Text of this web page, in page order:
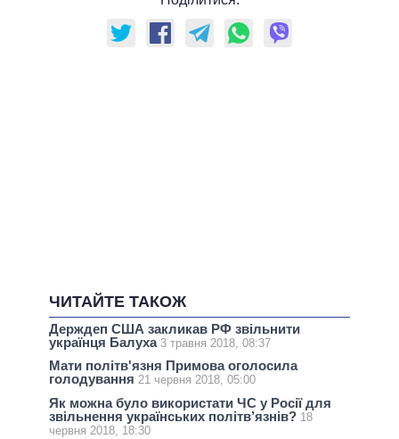
ЧИТАЙТЕ ТАКОЖ
Держдеп США закликав РФ звільнити
українця Балуха 3 травня 2018, 08:37
Мати політв'язня Примова оголосила
голодування 21 червня 2018, 05:00
Як можна було використати ЧС у Росії для
звільнення українських політв’язнів? 18
червня 2018, 18:30